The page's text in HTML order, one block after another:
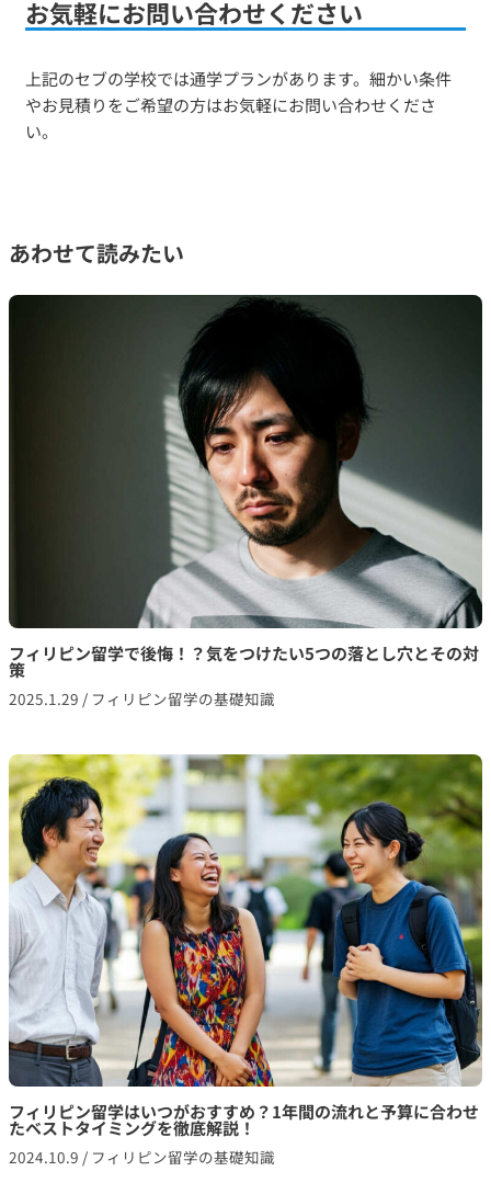
お気軽にお問い合わせください
上記のセブの学校では通学プランがあります。細かい条件
やお見積りをご希望の方はお気軽にお問い合わせくださ
い。
あわせて読みたい
フィリピン留学で後悔！？気をつけたい5つの落とし穴とその対
策
2025.1.29 / フィリピン留学の基礎知識
フィリピン留学はいつがおすすめ？1年間の流れと予算に合わせ
たベストタイミングを徹底解説！
2024.10.9 / フィリピン留学の基礎知識